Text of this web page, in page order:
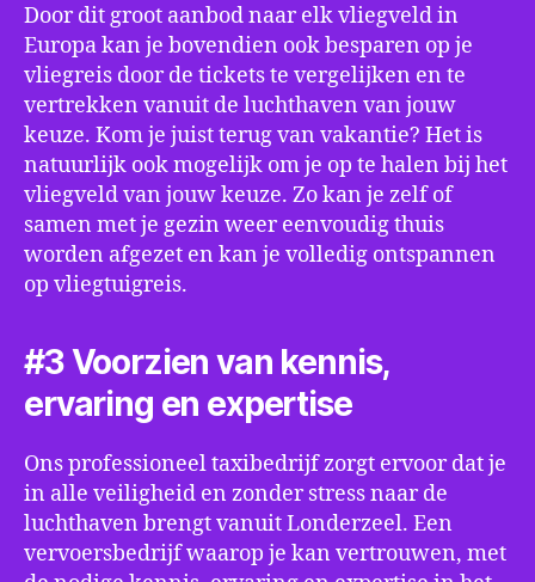
Door dit groot aanbod naar elk vliegveld in
Europa kan je bovendien ook besparen op je
vliegreis door de tickets te vergelijken en te
vertrekken vanuit de luchthaven van jouw
keuze. Kom je juist terug van vakantie? Het is
natuurlijk ook mogelijk om je op te halen bij het
vliegveld van jouw keuze. Zo kan je zelf of
samen met je gezin weer eenvoudig thuis
worden afgezet en kan je volledig ontspannen
op vliegtuigreis.
#3 Voorzien van kennis,
ervaring en expertise
Ons professioneel taxibedrijf zorgt ervoor dat je
in alle veiligheid en zonder stress naar de
luchthaven brengt vanuit Londerzeel. Een
vervoersbedrijf waarop je kan vertrouwen, met